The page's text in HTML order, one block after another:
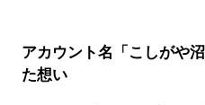
アカウント名「こしがや
た想い